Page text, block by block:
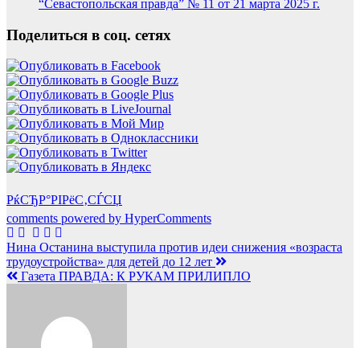
“Севастопольская правда” № 11 от 21 марта 2025 г.
Поделиться в соц. сетях
РќСЂР°РІРёС‚СЃСЏ
comments powered by HyperComments
Навигация
по
Нина Останина выступила против идеи снижения «возраста
трудоустройства» для детей до 12 лет
Газета ПРАВДА: К РУКАМ ПРИЛИПЛО